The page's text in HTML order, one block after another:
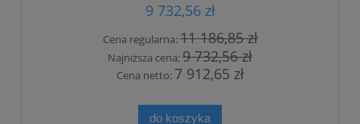
9 732,56 zł
Cena regularna:11 186,85 zł
Najniższa cena:9 732,56 zł
Cena netto: 7 912,65 zł
do koszyka